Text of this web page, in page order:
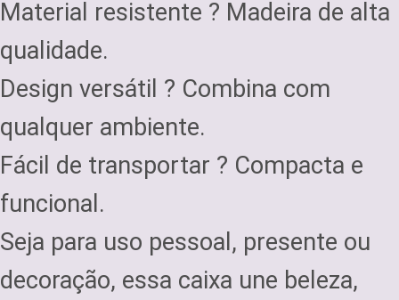
Material resistente ? Madeira de alta
qualidade.
Design versátil ? Combina com
qualquer ambiente.
Fácil de transportar ? Compacta e
funcional.
Seja para uso pessoal, presente ou
decoração, essa caixa une beleza,